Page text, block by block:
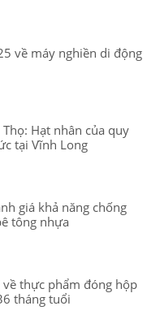
về máy nghiền di động
Hạt nhân của quy
tại Vĩnh Long
giá khả năng chống
tông nhựa
về thực phẩm đóng hộp
tháng tuổi